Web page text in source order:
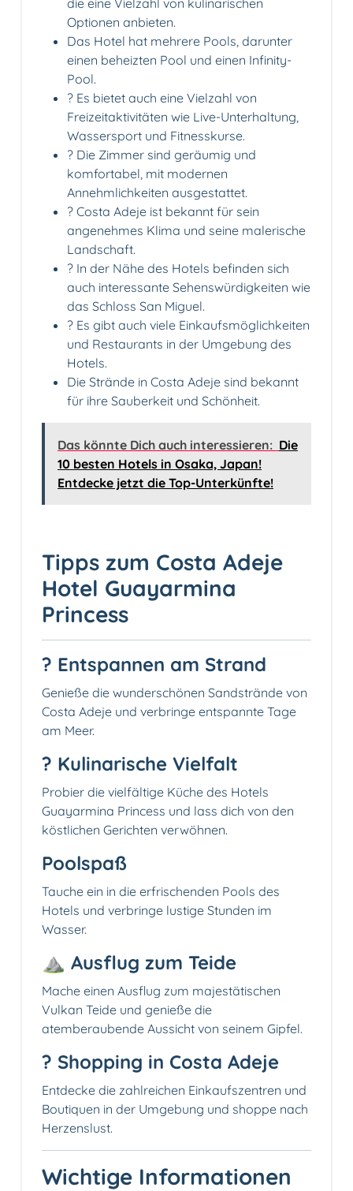
Optionen anbieten.
Das Hotel hat mehrere Pools, darunter
einen beheizten Pool und einen Infinity-
Pool.
? Es bietet auch eine Vielzahl von
Freizeitaktivitäten wie Live-Unterhaltung,
Wassersport und Fitnesskurse.
?️ Die Zimmer sind geräumig und
komfortabel, mit modernen
Annehmlichkeiten ausgestattet.
? Costa Adeje ist bekannt für sein
angenehmes Klima und seine malerische
Landschaft.
? In der Nähe des Hotels befinden sich
auch interessante Sehenswürdigkeiten wie
das Schloss San Miguel.
?️ Es gibt auch viele Einkaufsmöglichkeiten
und Restaurants in der Umgebung des
Hotels.
Die Strände in Costa Adeje sind bekannt
für ihre Sauberkeit und Schönheit.
Das könnte Dich auch interessieren: Die
10 besten Hotels in Osaka, Japan!
Entdecke jetzt die Top-Unterkünfte!
Tipps zum Costa Adeje
Hotel Guayarmina
Princess
?️ Entspannen am Strand
Genieße die wunderschönen Sandstrände von
Costa Adeje und verbringe entspannte Tage
am Meer.
?️ Kulinarische Vielfalt
Probier die vielfältige Küche des Hotels
Guayarmina Princess und lass dich von den
köstlichen Gerichten verwöhnen.
Poolspaß
Tauche ein in die erfrischenden Pools des
Hotels und verbringe lustige Stunden im
Wasser.
⛰️ Ausflug zum Teide
Mache einen Ausflug zum majestätischen
Vulkan Teide und genieße die
atemberaubende Aussicht von seinem Gipfel.
?️ Shopping in Costa Adeje
Entdecke die zahlreichen Einkaufszentren und
Boutiquen in der Umgebung und shoppe nach
Herzenslust.
Wichtige Informationen